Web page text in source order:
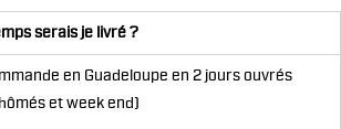
serais je livré ?
en Guadeloupe en 2 jours ouvrés
et week end)